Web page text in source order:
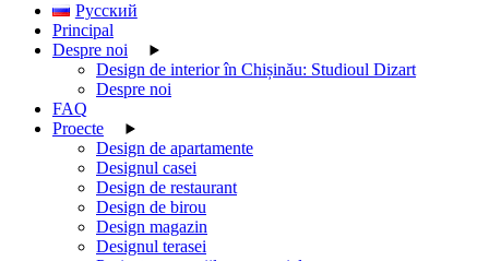
Русский
Principal
Despre noi
Design de interior în Chișinău: Studioul Dizart
Despre noi
FAQ
Proecte
Design de apartamente
Designul casei
Design de restaurant
Design de birou
Design magazin
Designul terasei